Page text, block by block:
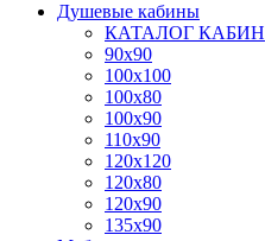
Душевые кабины
КАТАЛОГ КАБИН
90x90
100x100
100x80
100x90
110x90
120x120
120x80
120x90
135x90